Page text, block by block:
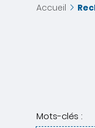
Accueil
Mots-clés :